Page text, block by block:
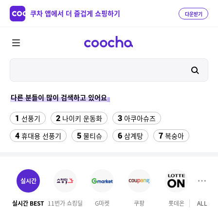
쿠차 앱에서 더 즐겁게 쇼핑하기 다운받기
다른 분들이 많이 검색하고 있어요
1 선풍기 2 나이키 운동화 3 아쿠아슈즈
4 휴대용 선풍기 5 물티슈 6 삼계탕 7 복숭아
11 하이원 워터월드
14 2인 식탁세트 야외개집
17 올리비안로렌 마이 18 올리비아로렌자켓 ALL
실시간
실시간 BEST 11번가 쇼킹딜 G마켓 쿠팡 롯데온 마이리